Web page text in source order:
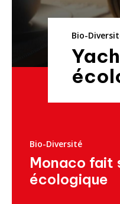
Bio-
Bio-Diversité
Monaco fait
écologique